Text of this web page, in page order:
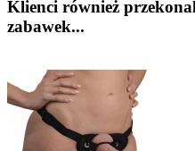
Klienci również
zabawek...